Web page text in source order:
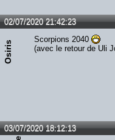
02/07/2020 21:42:23
Osiris
Scorpions 2040
(avec le retour de Uli
03/07/2020 18:12:13